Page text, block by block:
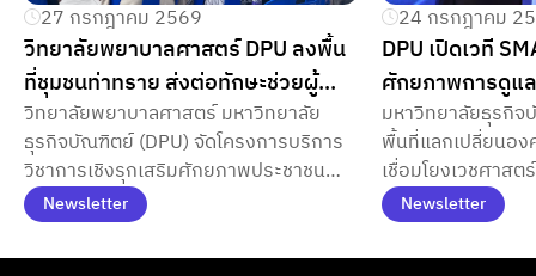
27 กรกฎาคม 2569
วิทยาลัยพยาบาลศาสตร์ DPU ลงพื้น
ที่ชุมชนท่าทราย ส่งต่อทักษะช่วยผู้
สำลัก–ใช้ยาอย่างปลอดภัย เสริม
ศักยภาพประชาชนดูแลชีวิตใน
ภาวะฉุกเฉิน
วิทยาลัยพยาบาลศาสตร์ มหาวิทยาลัย
ธุรกิจบัณฑิตย์ (DPU) จัดโครงการบริการ
วิชาการเชิงรุกเสริมศักยภาพประชาชน
ชุมชนท่าทรายรับมือภาวะฉุกเฉินด้าน
สุขภาพอย่างยั่งยืน
Newsletter
24 กรกฎาคม
DPU เปิดเวที
ศักยภาพการดูแ
Zone ผสาน
เสี่ยงโรคเรื้อรัง
อย่างมีคุณภาพ
มหาวิทยาลัยธุรกิจ
พื้นที่แลกเปลี่ยนอง
เชื่อมโยงเวชศาส
อาหารแห่งอนาคต
แบบบลูโซน มุ่งยก
ป้องกัน พร้อมต่อยอดสู่นวัตกรรมสุขภาพ
Newsletter